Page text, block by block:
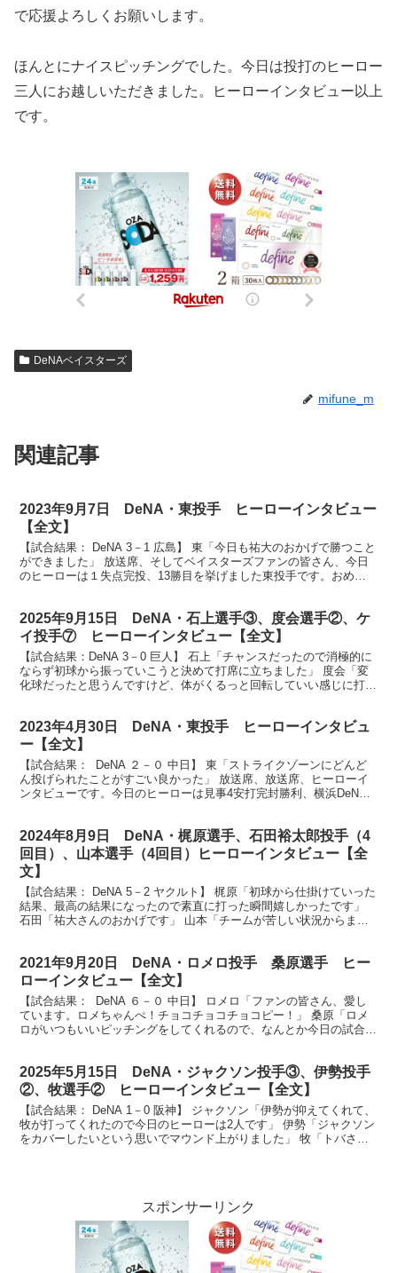
で応援よろしくお願いします。
ほんとにナイスピッチングでした。今日は投打のヒーロー
三人にお越しいただきました。ヒーローインタビュー以上
です。
DeNAベイスターズ
mifune_m
関連記事
2023年9月7日 DeNA・東投手 ヒーローインタビュー
【全文】
【試合結果： DeNA 3－1 広島】 東「今日も祐大のおかげで勝つこと
ができました」 放送席、そしてベイスターズファンの皆さん、今日
のヒーローは１失点完投、13勝目を挙げました東投手です。おめで
2025年9月15日 DeNA・石上選手③、度会選手②、ケ
イ投手⑦ ヒーローインタビュー【全文】
【試合結果：DeNA 3－0 巨人】 石上「チャンスだったので消極的に
ならず初球から振っていこうと決めて打席に立ちました」 度会「変
化球だったと思うんですけど、体がくるっと回転していい感じに打て
2023年4月30日 DeNA・東投手 ヒーローインタビュ
ー【全文】
【試合結果： DeNA ２－０ 中日】 東「ストライクゾーンにどんど
ん投げられたことがすごい良かった」 放送席、放送席、ヒーローイ
ンタビューです。今日のヒーローは見事4安打完封勝利、横浜DeNA
2024年8月9日 DeNA・梶原選手、石田裕太郎投手（4
回目）、山本選手（4回目）ヒーローインタビュー【全
文】
【試合結果： DeNA 5－2 ヤクルト】 梶原「初球から仕掛けていった
結果、最高の結果になったので素直に打った瞬間嬉しかったです」
石田「祐大さんのおかげです」 山本「チームが苦しい状況からまた
2021年9月20日 DeNA・ロメロ投手 桑原選手 ヒー
ローインタビュー【全文】
【試合結果： DeNA ６－０ 中日】 ロメロ「ファンの皆さん、愛し
ています。ロメちゃんぺ！チョコチョコチョコピー！」 桑原「ロメ
ロがいつもいいピッチングをしてくれるので、なんとか今日の試合は
2025年5月15日 DeNA・ジャクソン投手③、伊勢投手
②、牧選手② ヒーローインタビュー【全文】
【試合結果： DeNA 1－0 阪神】 ジャクソン「伊勢が抑えてくれて、
牧が打ってくれたので今日のヒーローは2人です」 伊勢「ジャクソン
をカバーしたいという思いでマウンド上がりました」 牧「トバさん
スポンサーリンク